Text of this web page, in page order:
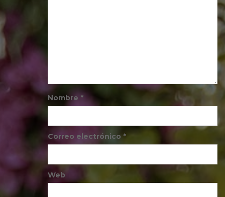
Nombre *
Correo electrónico *
Web